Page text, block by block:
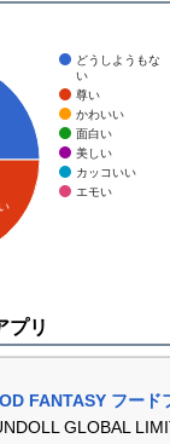
どうしようもな
い
尊い
かわいい
面白い
美しい
カッコいい
エモい
プリ
FANTASY フード
GLOBAL